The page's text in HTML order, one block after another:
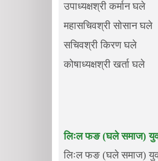
उपाध्यक्षश्री कर्मान घले
महासचिवश्री सोसान घले
सचिवश्री किरण घले
कोषाध्यक्षश्री खर्ता घले
लिःल फङ (घले समाज) युवा
लिःल फङ (घले समाज) युवा